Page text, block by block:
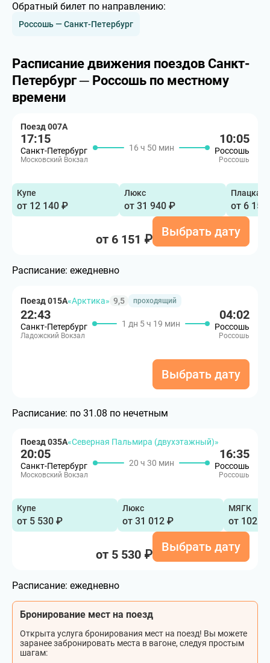
Обратный билет по направлению:
Россошь — Санкт-Петербург
Расписание движения поездов Санкт-
Петербург ─ Россошь по местному
времени
Поезд 007А
17:15
Санкт-Петербург
Московский Вокзал
16 ч 50 мин
10:05
Россошь
Россошь
Купе
от 12 140 ₽
Люкс
от 31 940 ₽
Плацкарт
от 6
от 6 151 ₽
Выбрать дату
Расписание: ежедневно
Поезд 015А«Арктика» 9,5 проходящий
22:43
Санкт-Петербург
Ладожский Вокзал
1 дн 5 ч 19 мин
04:02
Россошь
Россошь
Выбрать дату
Расписание: по 31.08 по нечетным
Поезд 035А«Северная Пальмира (двухэтажный)»
20:05
Санкт-Петербург
Московский Вокзал
20 ч 30 мин
16:35
Россошь
Россошь
Купе
от 5 530 ₽
Люкс
от 31 012 ₽
МЯГК
от 102
от 5 530 ₽
Выбрать дату
Расписание: ежедневно
Бронирование мест на поезд
Открыта услуга бронирования мест на поезд! Вы можете
заранее забронировать места в вагоне, следуя простым
шагам: